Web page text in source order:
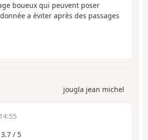
boueux qui peuvent poser
a éviter après des passages
jougla jean michel
3.7 / 5